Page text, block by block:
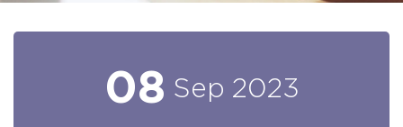
08 Sep 2023